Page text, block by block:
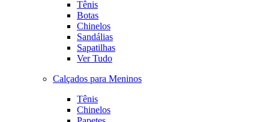
Tênis
Botas
Chinelos
Sandálias
Sapatilhas
Ver Tudo
Calçados para Meninos
Tênis
Chinelos